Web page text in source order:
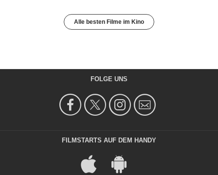
Alle besten Filme im Kino
FOLGE UNS
FILMSTARTS AUF DEM HANDY